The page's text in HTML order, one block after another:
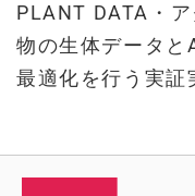
PLANT DATA・
物の生体データと
最適化を行う実証